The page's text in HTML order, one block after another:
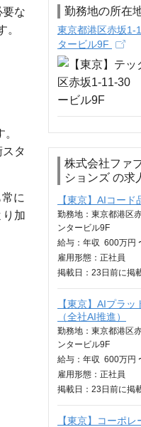
要な
タ
に
加
勤務地の所在
東京都港区赤坂
タービル9F
株式会社ファ
ションズ の求
【東京】AIコー
勤務地：東京都港区
ンタービル9F
給与： 年収 600万円
雇用形態：正社員
掲載日： 23日 前に掲
【東京】AIプラ
（全社AI推進）
勤務地：東京都港区
ンタービル9F
給与： 年収 600万円
雇用形態：正社員
掲載日： 23日 前に掲
【東京】コーポ